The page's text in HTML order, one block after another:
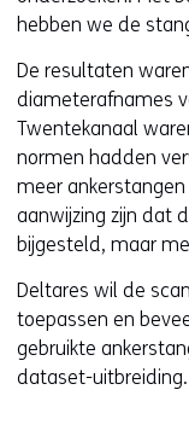
hebben we de
De resultaten
diameterafnames
Twentekanaal
normen hadden
meer
aanwijzing zijn dat
bijgesteld, maar
Deltares wil de
toepassen en
gebruikte
dataset-uitbreiding.